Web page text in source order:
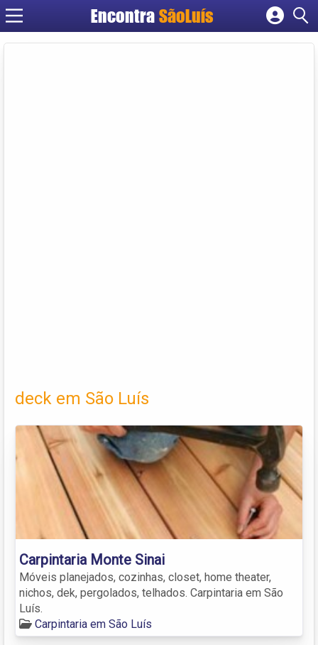
Encontra SãoLuís
Cadastrar empresa
deck em São Luís
Carpintaria Monte Sinai
Móveis planejados, cozinhas, closet, home theater,
nichos, dek, pergolados, telhados. Carpintaria em São
Luís.
Carpintaria em São Luís